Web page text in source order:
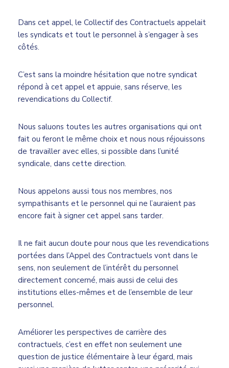
Dans cet appel, le Collectif des Contractuels appelait
les syndicats et tout le personnel à s’engager à ses
côtés.
C’est sans la moindre hésitation que notre syndicat
répond à cet appel et appuie, sans réserve, les
revendications du Collectif.
Nous saluons toutes les autres organisations qui ont
fait ou feront le même choix et nous nous réjouissons
de travailler avec elles, si possible dans l’unité
syndicale, dans cette direction.
Nous appelons aussi tous nos membres, nos
sympathisants et le personnel qui ne l’auraient pas
encore fait à signer cet appel sans tarder.
Il ne fait aucun doute pour nous que les revendications
portées dans l’Appel des Contractuels vont dans le
sens, non seulement de l’intérêt du personnel
directement concerné, mais aussi de celui des
institutions elles-mêmes et de l’ensemble de leur
personnel.
Améliorer les perspectives de carrière des
contractuels, c’est en effet non seulement une
question de justice élémentaire à leur égard, mais